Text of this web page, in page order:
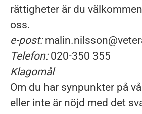
rättigheter är du
oss.
e-post:
Telefon:020-350 355
Klagomål
Om du har synpunkter på
eller inte är nöjd med det